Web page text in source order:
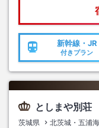
新幹線・JR
付きプラン
としまや別荘
茨城県 北茨城・五浦